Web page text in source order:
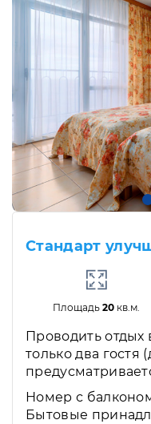
Стандарт
Площадь20 кв.м.
Проводить
только два гостя
Номер с
Бытовые